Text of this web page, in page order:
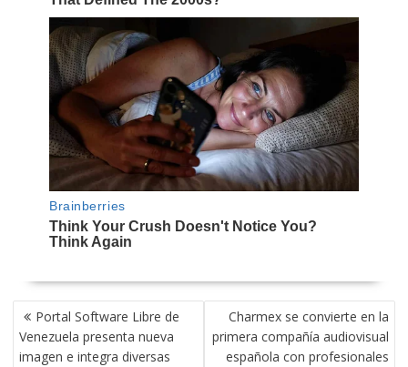
NAVEGACIÓN
DE
ENTRADAS
Portal Software Libre de
Venezuela presenta nueva
imagen e integra diversas
Charmex se convierte en la
primera compañía audiovisual
española con profesionales